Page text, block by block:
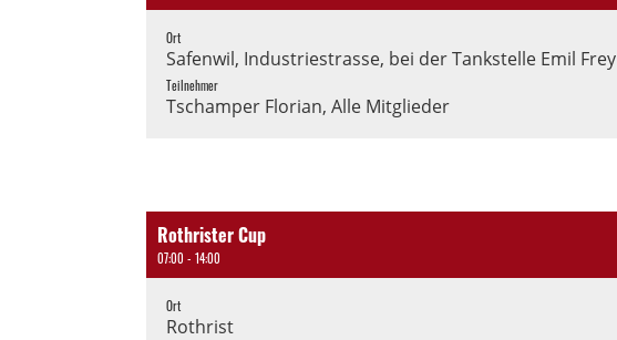
Ort
Safenwil, Industriestrasse, bei der Tankstelle Emil Frey
Teilnehmer
Tschamper Florian, Alle Mitglieder
Rothrister Cup
07:00 - 14:00
Ort
Rothrist